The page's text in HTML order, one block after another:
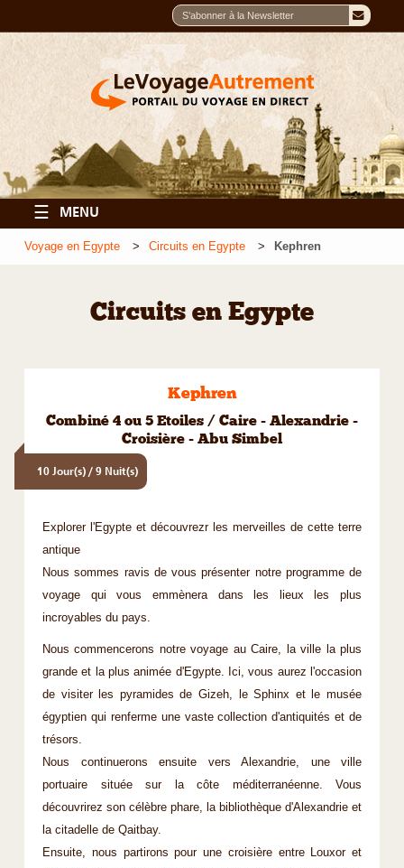
☰ MENU
Voyage en Egypte Circuits en Egypte Kephren
Circuits en Egypte
Kephren
Combiné 4 ou 5 Etoiles / Caire - Alexandrie -
Croisière - Abu Simbel
10 Jour(s) / 9 Nuit(s)
Explorer l'Egypte et découvrezr les merveilles de cette terre
antique
Nous sommes ravis de vous présenter notre programme de
voyage qui vous emmènera dans les lieux les plus
incroyables du pays.
Nous commencerons notre voyage au Caire, la ville la plus
grande et la plus animée d'Egypte. Ici, vous aurez l'occasion
de visiter les pyramides de Gizeh, le Sphinx et le musée
égyptien qui renferme une vaste collection d'antiquités et de
trésors.
Nous continuerons ensuite vers Alexandrie, une ville
portuaire située sur la côte méditerranéenne. Vous
découvrirez son célèbre phare, la bibliothèque d'Alexandrie et
la citadelle de Qaitbay.
Ensuite, nous partirons pour une croisière entre Louxor et